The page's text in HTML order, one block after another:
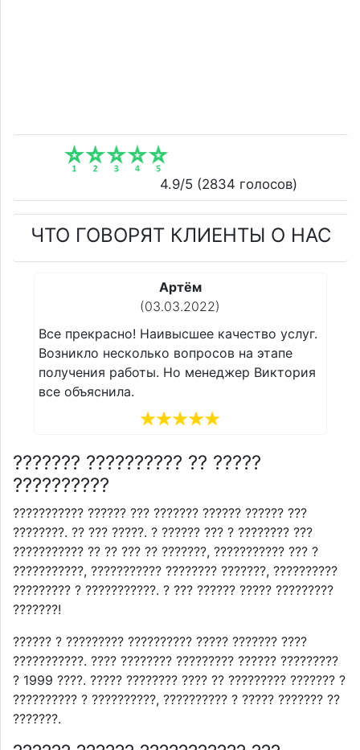
4.9/5 (2834 голосов)
ЧТО ГОВОРЯТ КЛИЕНТЫ О НАС
Сергей
(22.02.2022)
Все прекрасно! Наивысшее качество услуг.
Возникло несколько вопросов на этапе
получения работы. Но менеджер Виктория
все объяснила.
??????? ?????????? ?? ?????
??????????
??????????? ?????? ??? ??????? ?????? ?????? ???
????????. ?? ??? ?????. ? ?????? ??? ? ???????? ???
??????????? ?? ?? ??? ?? ???????, ??????????? ??? ?
???????????, ??????????? ???????? ???????, ??????????
????????? ? ???????????. ? ??? ?????? ????? ?????????
???????!
?????? ? ????????? ?????????? ????? ??????? ????
???????????. ???? ???????? ????????? ?????? ?????????
? 1999 ????. ????? ???????? ???? ?? ????????? ??????? ?
?????????? ? ??????????, ?????????? ? ????? ??????? ??
???????.